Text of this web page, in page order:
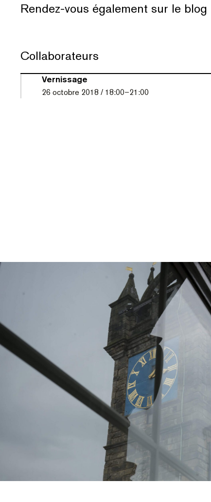
Rendez-vous également sur le blog
Collaborateurs
Vernissage
26 octobre 2018 / 18:00–21:00